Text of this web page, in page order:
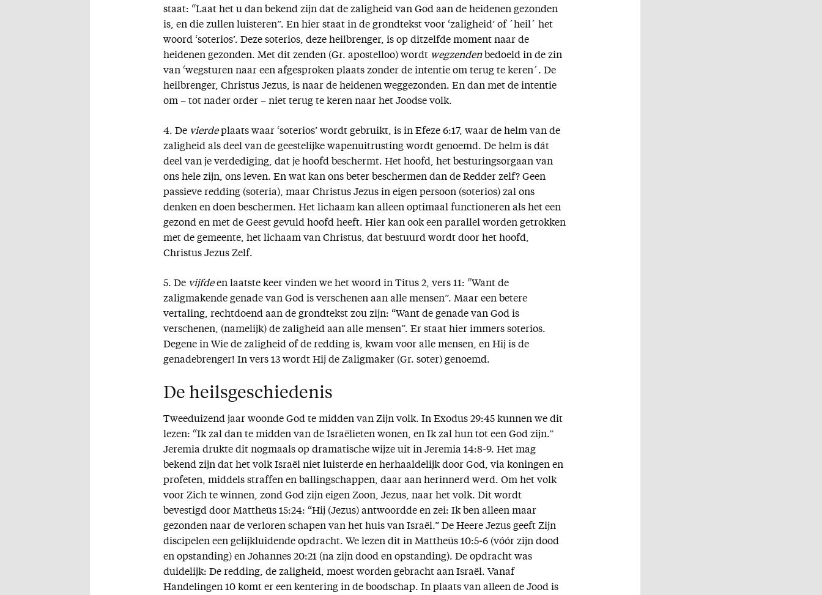
staat: “Laat het u dan bekend zijn dat de zaligheid van God aan de heidenen gezonden
is, en die zullen luisteren”. En hier staat in de grondtekst voor ‘zaligheid’ of ´heil´ het
woord ‘soterios’. Deze soterios, deze heilbrenger, is op ditzelfde moment naar de
heidenen gezonden. Met dit zenden (Gr. apostelloo) wordt wegzendenbedoeld in de zin
van ‘wegsturen naar een afgesproken plaats zonder de intentie om terug te keren´. De
heilbrenger, Christus Jezus, is naar de heidenen weggezonden. En dan met de intentie
om – tot nader order – niet terug te keren naar het Joodse volk.
4. De vierdeplaats waar ‘soterios’ wordt gebruikt, is in Efeze 6:17, waar de helm van de
zaligheid als deel van de geestelijke wapenuitrusting wordt genoemd. De helm is dát
deel van je verdediging, dat je hoofd beschermt. Het hoofd, het besturingsorgaan van
ons hele zijn, ons leven. En wat kan ons beter beschermen dan de Redder zelf? Geen
passieve redding (soteria), maar Christus Jezus in eigen persoon (soterios) zal ons
denken en doen beschermen. Het lichaam kan alleen optimaal functioneren als het een
gezond en met de Geest gevuld hoofd heeft. Hier kan ook een parallel worden getrokken
met de gemeente, het lichaam van Christus, dat bestuurd wordt door het hoofd,
Christus Jezus Zelf.
5. De vijfdeen laatste keer vinden we het woord in Titus 2, vers 11: “Want de
zaligmakende genade van God is verschenen aan alle mensen”. Maar een betere
vertaling, rechtdoend aan de grondtekst zou zijn: “Want de genade van God is
verschenen, (namelijk) de zaligheid aan alle mensen”. Er staat hier immers soterios.
Degene in Wie de zaligheid of de redding is, kwam voor alle mensen, en Hij is de
genadebrenger! In vers 13 wordt Hij de Zaligmaker (Gr. soter) genoemd.
De heilsgeschiedenis
Tweeduizend jaar woonde God te midden van Zijn volk. In Exodus 29:45 kunnen we dit
lezen: “Ik zal dan te midden van de Israëlieten wonen, en Ik zal hun tot een God zijn.”
Jeremia drukte dit nogmaals op dramatische wijze uit in Jeremia 14:8‐9. Het mag
bekend zijn dat het volk Israël niet luisterde en herhaaldelijk door God, via koningen en
profeten, middels straffen en ballingschappen, daar aan herinnerd werd. Om het volk
voor Zich te winnen, zond God zijn eigen Zoon, Jezus, naar het volk. Dit wordt
bevestigd door Mattheüs 15:24: “Hij (Jezus) antwoordde en zei: Ik ben alleen maar
gezonden naar de verloren schapen van het huis van Israël.” De Heere Jezus geeft Zijn
discipelen een gelijkluidende opdracht. We lezen dit in Mattheüs 10:5‐6 (vóór zijn dood
en opstanding) en Johannes 20:21 (na zijn dood en opstanding). De opdracht was
duidelijk: De redding, de zaligheid, moest worden gebracht aan Israël. Vanaf
Handelingen 10 komt er een kentering in de boodschap. In plaats van alleen de Jood is